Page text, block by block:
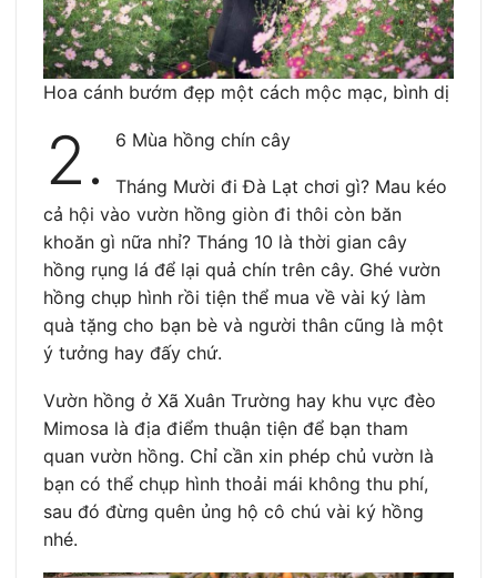
Hoa cánh bướm đẹp một cách mộc mạc, bình dị
2. 6 Mùa hồng chín cây
Tháng Mười đi Đà Lạt chơi gì? Mau kéo
cả hội vào vườn hồng giòn đi thôi còn băn
khoăn gì nữa nhỉ? Tháng 10 là thời gian cây
hồng rụng lá để lại quả chín trên cây. Ghé vườn
hồng chụp hình rồi tiện thể mua về vài ký làm
quà tặng cho bạn bè và người thân cũng là một
ý tưởng hay đấy chứ.
Vườn hồng ở Xã Xuân Trường hay khu vực đèo
Mimosa là địa điểm thuận tiện để bạn tham
quan vườn hồng. Chỉ cần xin phép chủ vườn là
bạn có thể chụp hình thoải mái không thu phí,
sau đó đừng quên ủng hộ cô chú vài ký hồng
nhé.